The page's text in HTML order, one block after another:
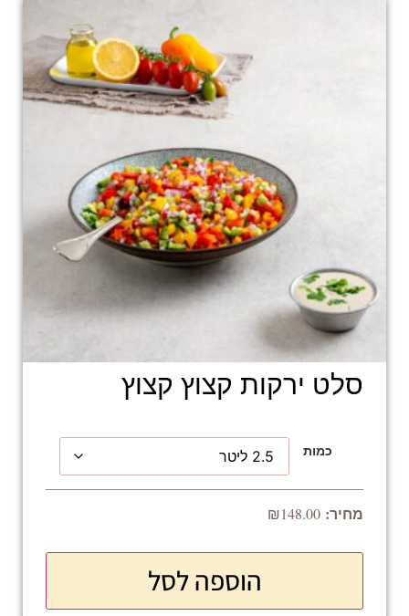
סלט ירקות קצוץ קצוץ
כמות
₪148.00
הוספה לסל